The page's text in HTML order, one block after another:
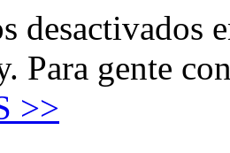
desactivados
Para gente
>>